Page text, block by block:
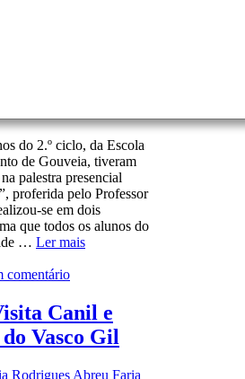
do 2.º ciclo, da Escola
de Gouveia, tiveram
palestra presencial
proferida pelo Professor
se em dois
que todos os alunos do
… Ler mais
comentário
Canil e
Vasco Gil
Rodrigues Abreu Faria